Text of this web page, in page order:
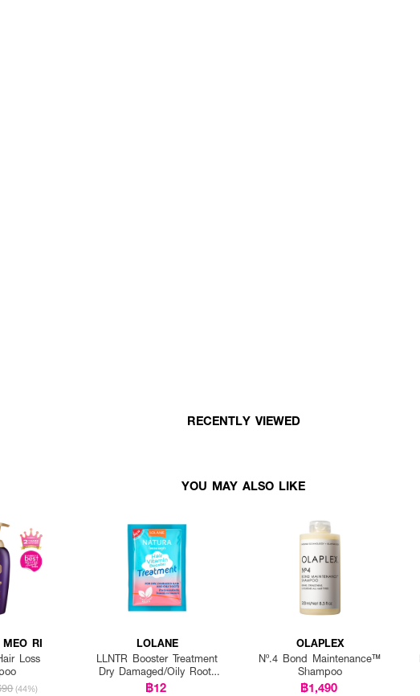
RECENTLY VIEWED
YOU MAY ALSO LIKE
RI
Loss
(44%)
LOLANE
LLNTR Booster Treatment
Dry Damaged/Oily Roots
25g P12
฿12
OLAPLEX
Nº.4 Bond Maintenance™
Shampoo
฿1,490